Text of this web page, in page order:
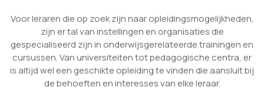
Voor leraren die op zoek zijn naar opleidingsmogelijkheden,
zijn er tal van instellingen en organisaties die
gespecialiseerd zijn in onderwijsgerelateerde trainingen en
cursussen. Van universiteiten tot pedagogische centra, er
is altijd wel een geschikte opleiding te vinden die aansluit bij
de behoeften en interesses van elke leraar.